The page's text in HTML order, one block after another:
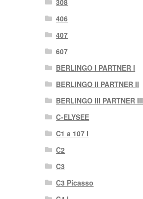
308
406
407
607
BERLINGO I PARTNER I
BERLINGO II PARTNER II
BERLINGO III PARTNER III
C-ELYSEE
C1 a 107 I
C2
C3
C3 Picasso